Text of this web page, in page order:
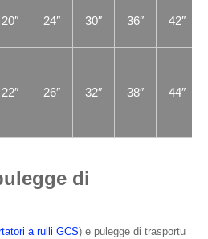
20″ 24″ 30″ 36″ 42″
22″ 26″ 32″ 38″ 44″
di
a rulli GCS) e pulegge di trasportu